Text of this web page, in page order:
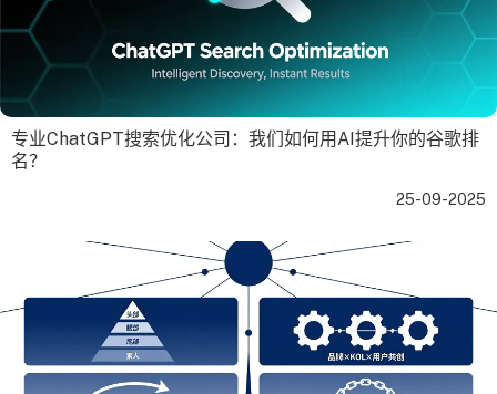
专业ChatGPT搜索优化公司：我们如何用AI提升你的谷歌排
名？
25-09-2025